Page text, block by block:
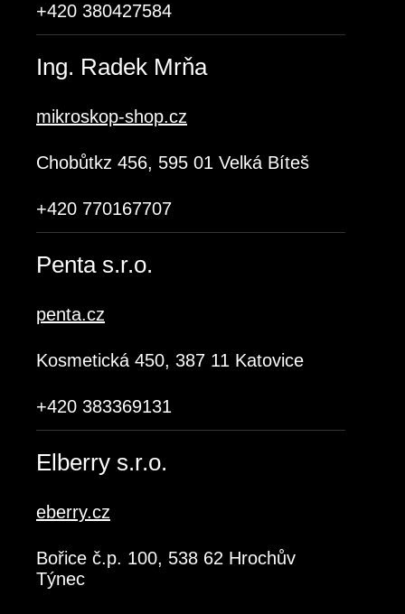
+420 380427584
Ing. Radek Mrňa
mikroskop-shop.cz
Chobůtkz 456, 595 01 Velká Bíteš
+420 770167707
Penta s.r.o.
penta.cz
Kosmetická 450, 387 11 Katovice
+420 383369131
Elberry s.r.o.
eberry.cz
Bořice č.p. 100, 538 62 Hrochův
Týnec